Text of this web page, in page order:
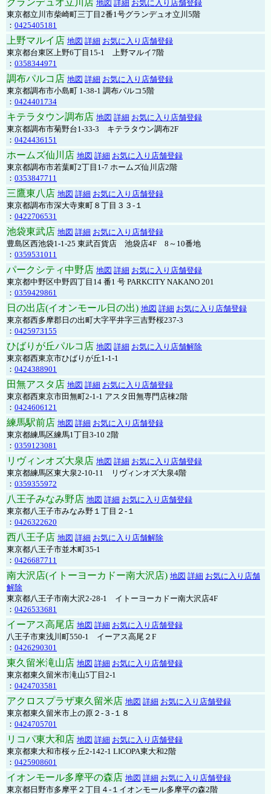
グランデュオ立川店 地図 詳細 お気に入り店舗登録
東京都立川市柴崎町三丁目2番1号グランデュオ立川5階
： 0425405181
上野マルイ店 地図 詳細 お気に入り店舗登録
東京都台東区上野6丁目15-1 上野マルイ7階
： 0358344971
調布パルコ店 地図 詳細 お気に入り店舗登録
東京都調布市小島町 1-38-1 調布パルコ5階
： 0424401734
キテラタウン調布店 地図 詳細 お気に入り店舗登録
東京都調布市菊野台1-33-3 キテラタウン調布2F
： 0424436151
ホームズ仙川店 地図 詳細 お気に入り店舗登録
東京都調布市若葉町2丁目1-7 ホームズ仙川店2階
： 0353847711
三鷹東八店 地図 詳細 お気に入り店舗登録
東京都調布市深大寺東町８丁目３３-１
： 0422706531
池袋東武店 地図 詳細 お気に入り店舗登録
豊島区西池袋1-1-25 東武百貨店 池袋店4F 8～10番地
： 0359531011
パークシティ中野店 地図 詳細 お気に入り店舗登録
東京都中野区中野四丁目14 番1 号 PARKCITY NAKANO 201
： 0359429861
日の出店(イオンモール日の出) 地図 詳細 お気に入り店舗登録
東京都西多摩郡日の出町大字平井字三吉野桜237-3
： 0425973155
ひばりが丘パルコ店 地図 詳細 お気に入り店舗解除
東京都西東京市ひばりが丘1-1-1
： 0424388901
田無アスタ店 地図 詳細 お気に入り店舗登録
東京都西東京市田無町2-1-1 アスタ田無専門店棟2階
： 0424606121
練馬駅前店 地図 詳細 お気に入り店舗登録
東京都練馬区練馬1丁目3-10 2階
： 0359123081
リヴィンオズ大泉店 地図 詳細 お気に入り店舗登録
東京都練馬区東大泉2-10-11 リヴィンオズ大泉4階
： 0359355972
八王子みなみ野店 地図 詳細 お気に入り店舗登録
東京都八王子市みなみ野１丁目２-１
： 0426322620
西八王子店 地図 詳細 お気に入り店舗解除
東京都八王子市並木町35-1
： 0426687711
南大沢店(イトーヨーカドー南大沢店) 地図 詳細 お気に入り店舗
解除
東京都八王子市南大沢2-28-1 イトーヨーカドー南大沢店4F
： 0426533681
イーアス高尾店 地図 詳細 お気に入り店舗登録
八王子市東浅川町550-1 イーアス高尾２F
： 0426290301
東久留米滝山店 地図 詳細 お気に入り店舗登録
東京都東久留米市滝山5丁目2-1
： 0424703581
アクロスプラザ東久留米店 地図 詳細 お気に入り店舗登録
東京都東久留米市上の原２-３-１８
： 0424705701
リコパ東大和店 地図 詳細 お気に入り店舗登録
東京都東大和市桜ヶ丘2-142-1 LICOPA東大和2階
： 0425908601
イオンモール多摩平の森店 地図 詳細 お気に入り店舗登録
東京都日野市多摩平２丁目４-１イオンモール多摩平の森2階